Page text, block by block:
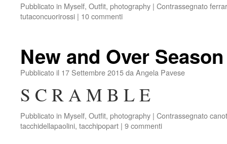
Pubblicato in Myself, Outfit, photography | Contrassegnato
tutaconcuorirossi | 10 commenti
New and Over Season
Pubblicato il 17 Settembre 2015da Angela Pavese
S C R A M B L E
Pubblicato in Myself, Outfit, photography | Contrassegnato
tacchidellapaolini, tacchipopart | 9 commenti